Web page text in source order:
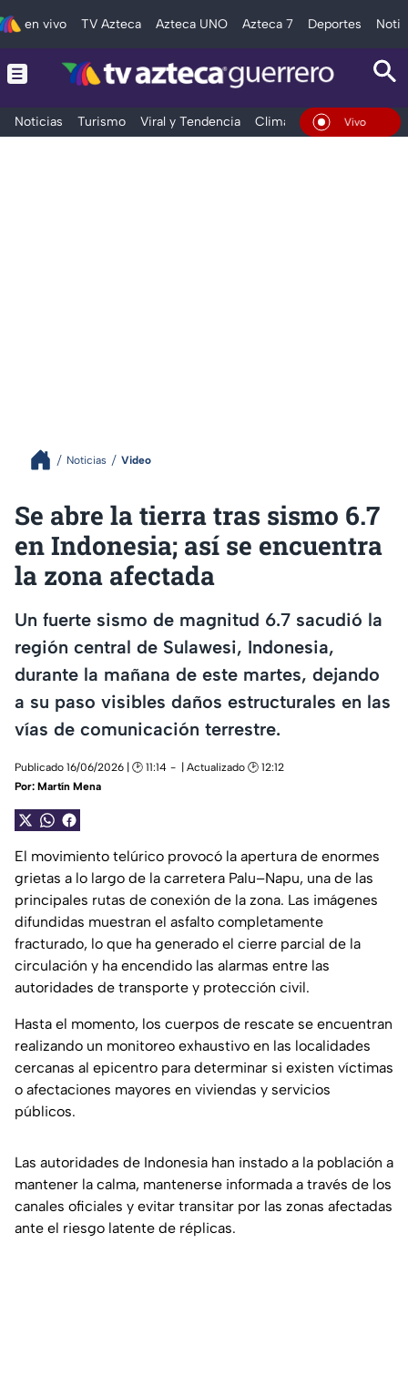
en vivo TV Azteca Azteca UNO Azteca 7 Deportes
Noticias Turismo Viral y Tendencia Clima Deportes
En Vivo
Noticias Video
Se abre la tierra tras sismo 6.7
en Indonesia; así se encuentra
la zona afectada
Un fuerte sismo de magnitud 6.7 sacudió la
región central de Sulawesi, Indonesia,
durante la mañana de este martes, dejando
a su paso visibles daños estructurales en las
vías de comunicación terrestre.
Publicado 16/06/2026 | 🕑 11:14
| Actualizado 🕑 12:12
Por: Martín Mena
El movimiento telúrico provocó la apertura de enormes
grietas a lo largo de la carretera Palu–Napu, una de las
principales rutas de conexión de la zona. Las imágenes
difundidas muestran el asfalto completamente
fracturado, lo que ha generado el cierre parcial de la
circulación y ha encendido las alarmas entre las
autoridades de transporte y protección civil.
Hasta el momento, los cuerpos de rescate se encuentran
realizando un monitoreo exhaustivo en las localidades
cercanas al epicentro para determinar si existen víctimas
o afectaciones mayores en viviendas y servicios
públicos.
Las autoridades de Indonesia han instado a la población a
mantener la calma, mantenerse informada a través de los
canales oficiales y evitar transitar por las zonas afectadas
ante el riesgo latente de réplicas.